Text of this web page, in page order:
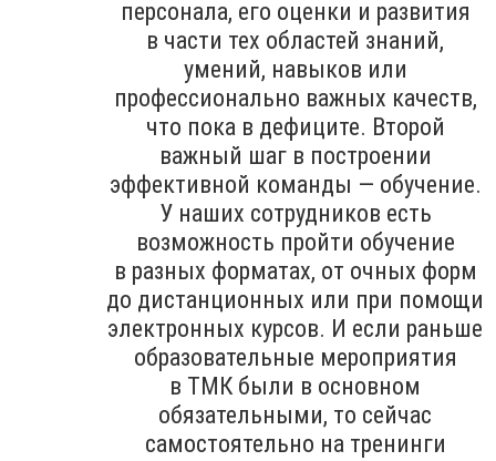
персонала, его оценки и развития
в части тех областей знаний,
умений, навыков или
профессионально важных качеств,
что пока в дефиците. Второй
важный шаг в построении
эффективной команды — обучение.
У наших сотрудников есть
возможность пройти обучение
в разных форматах, от очных форм
до дистанционных или при помощи
электронных курсов. И если раньше
образовательные мероприятия
в ТМК были в основном
обязательными, то сейчас
самостоятельно на тренинги